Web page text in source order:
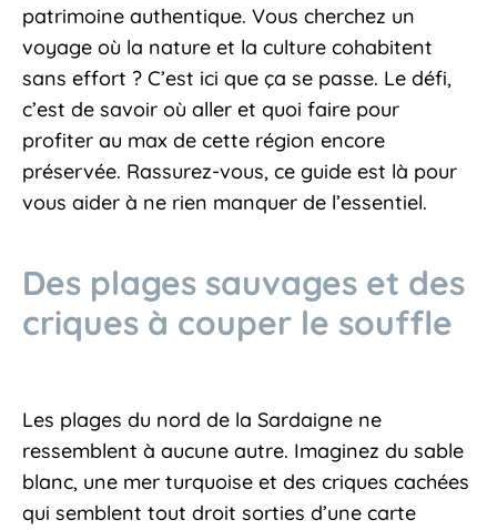
patrimoine authentique. Vous cherchez un
voyage où la nature et la culture cohabitent
sans effort ? C’est ici que ça se passe. Le défi,
c’est de savoir où aller et quoi faire pour
profiter au max de cette région encore
préservée. Rassurez-vous, ce guide est là pour
vous aider à ne rien manquer de l’essentiel.
Des plages sauvages et des
criques à couper le souffle
Les plages du nord de la Sardaigne ne
ressemblent à aucune autre. Imaginez du sable
blanc, une mer turquoise et des criques cachées
qui semblent tout droit sorties d’une carte